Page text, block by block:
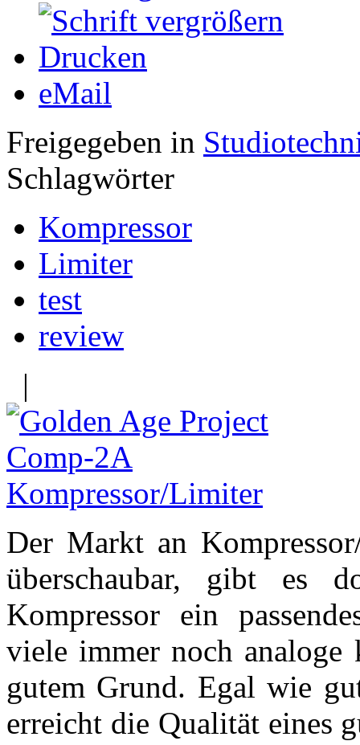
Drucken
eMail
Freigegeben in
Schlagwörter
Kompressor
Limiter
test
review
|
Der Markt an
überschaubar, gibt es
Kompressor ein
viele immer noch analoge
gutem Grund. Egal wie
erreicht die Qualität eines